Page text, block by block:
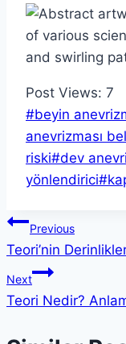
Post Views: 7
Post
Tags:
#beyin
anevrizması
riski#dev
yönlendirici#
Yazı
gezinmesi
Previous
Teori’nin
Next
Teori Nedir?